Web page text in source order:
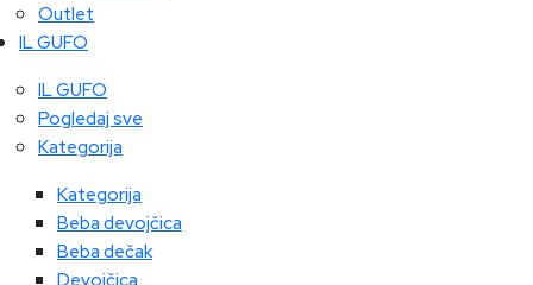
Outlet
IL GUFO
IL GUFO
Pogledaj sve
Kategorija
Kategorija
Beba devojčica
Beba dečak
Devojčica